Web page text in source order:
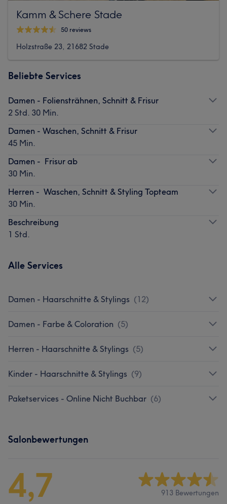
Kamm & Schere Stade
50 reviews
Holzstraße 23, 21682 Stade
Beliebte Services
Damen - Foliensträhnen, Schnitt & Frisur
2 Std. 30 Min.
Damen - Waschen, Schnitt & Frisur
45 Min.
Damen - Frisur ab
30 Min.
Herren - Waschen, Schnitt & Styling Topteam
30 Min.
Beschreibung
1 Std.
Alle Services
Damen - Haarschnitte & Stylings (12)
Damen - Farbe & Coloration (5)
Herren - Haarschnitte & Stylings (5)
Kinder - Haarschnitte & Stylings (9)
Paketservices - Online Nicht Buchbar (6)
Salonbewertungen
4,7 913 Bewertungen